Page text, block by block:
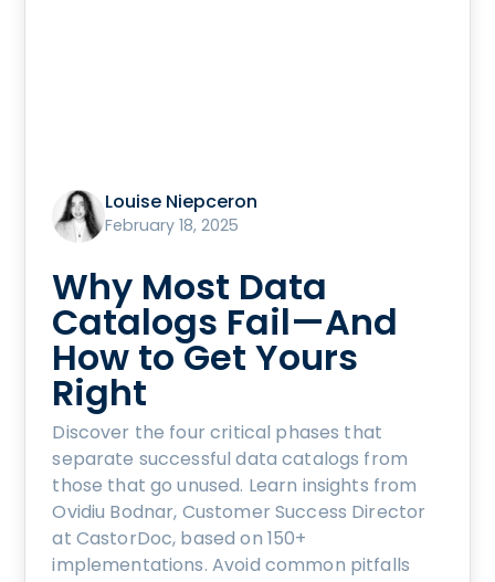
Louise Niepceron
February 18, 2025
Why Most Data
Catalogs Fail—And
How to Get Yours
Right
Discover the four critical phases that
separate successful data catalogs from
those that go unused. Learn insights from
Ovidiu Bodnar, Customer Success Director
at CastorDoc, based on 150+
implementations. Avoid common pitfalls